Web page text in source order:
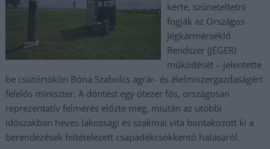
kérte, szüneteltetni
fogják az Országos
Jégkármérséklő
Rendszer (JÉGER)
működését – jelentette
be csütörtökön Bóna Szabolcs agrár- és élelmiszergazdaságért
felelős miniszter. A döntést egy ötezer fős, országosan
reprezentatív felmérés előzte meg, miután az utóbbi
időszakban heves lakossági és szakmai vita bontakozott ki a
berendezések feltételezett csapadékcsökkentő hatásáról.